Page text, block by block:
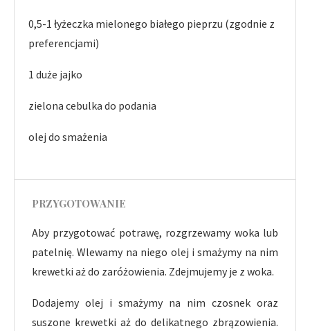
0,5-1 łyżeczka mielonego białego pieprzu (zgodnie z
preferencjami)
1 duże jajko
zielona cebulka do podania
olej do smażenia
PRZYGOTOWANIE
Aby przygotować potrawę, rozgrzewamy woka lub
patelnię. Wlewamy na niego olej i smażymy na nim
krewetki aż do zaróżowienia. Zdejmujemy je z woka.
Dodajemy olej i smażymy na nim czosnek oraz
suszone krewetki aż do delikatnego zbrązowienia.